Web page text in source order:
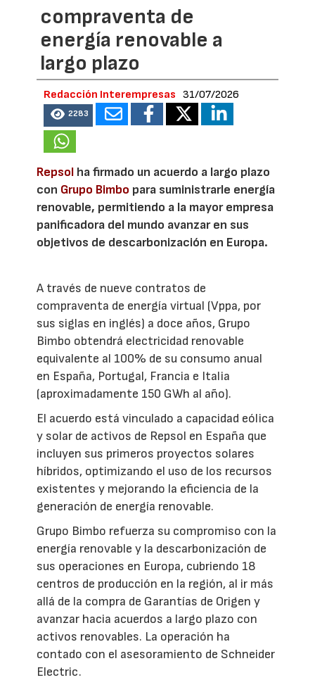
compraventa de
energía renovable a
largo plazo
Redacción Interempresas 31/07/2026
2283
Repsol ha firmado un acuerdo a largo plazo
con Grupo Bimbo para suministrarle energía
renovable, permitiendo a la mayor empresa
panificadora del mundo avanzar en sus
objetivos de descarbonización en Europa.
A través de nueve contratos de
compraventa de energía virtual (Vppa, por
sus siglas en inglés) a doce años, Grupo
Bimbo obtendrá electricidad renovable
equivalente al 100% de su consumo anual
en España, Portugal, Francia e Italia
(aproximadamente 150 GWh al año).
El acuerdo está vinculado a capacidad eólica
y solar de activos de Repsol en España que
incluyen sus primeros proyectos solares
híbridos, optimizando el uso de los recursos
existentes y mejorando la eficiencia de la
generación de energía renovable.
Grupo Bimbo refuerza su compromiso con la
energía renovable y la descarbonización de
sus operaciones en Europa, cubriendo 18
centros de producción en la región, al ir más
allá de la compra de Garantías de Origen y
avanzar hacia acuerdos a largo plazo con
activos renovables. La operación ha
contado con el asesoramiento de Schneider
Electric.